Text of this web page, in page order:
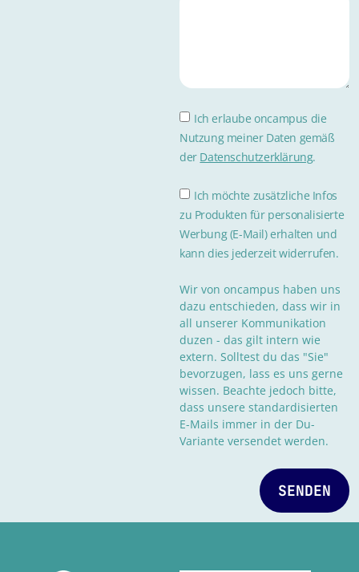
Ich erlaube oncampus die
Nutzung meiner Daten gemäß
der Datenschutzerklärung.
Ich möchte zusätzliche Infos
zu Produkten für personalisierte
Werbung (E-Mail) erhalten und
kann dies jederzeit widerrufen.
Wir von oncampus haben uns
dazu entschieden, dass wir in
all unserer Kommunikation
duzen - das gilt intern wie
extern. Solltest du das "Sie"
bevorzugen, lass es uns gerne
wissen. Beachte jedoch bitte,
dass unsere standardisierten
E-Mails immer in der Du-
Variante versendet werden.
SENDEN